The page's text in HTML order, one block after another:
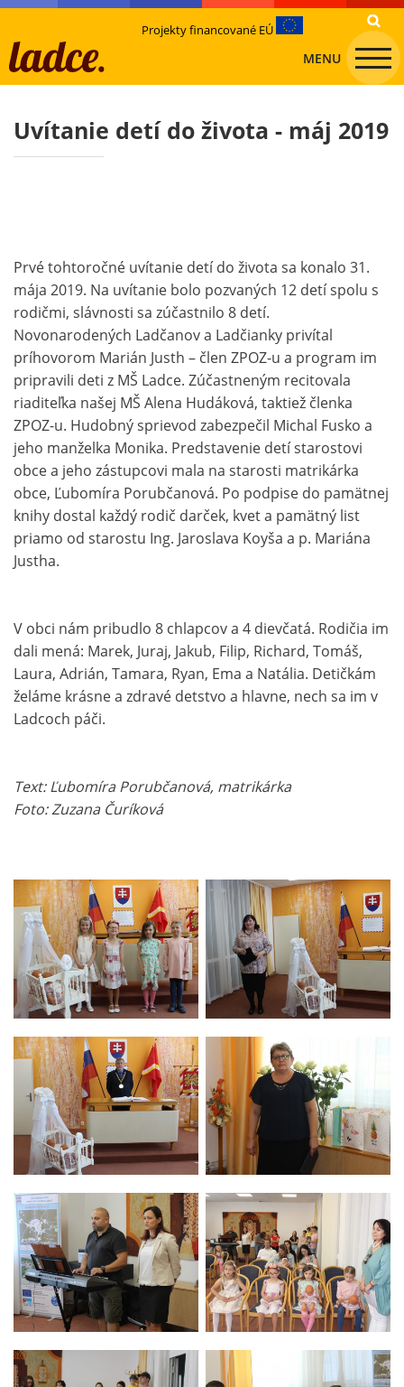
Projekty financované EÚ
MENU
Uvítanie detí do života - máj 2019
Prvé tohtoročné uvítanie detí do života sa konalo 31.
mája 2019. Na uvítanie bolo pozvaných 12 detí spolu s
rodičmi, slávnosti sa zúčastnilo 8 detí.
Novonarodených Ladčanov a Ladčianky privítal
príhovorom Marián Justh – člen ZPOZ-u a program im
pripravili deti z MŠ Ladce. Zúčastneným recitovala
riaditeľka našej MŠ Alena Hudáková, taktiež členka
ZPOZ-u. Hudobný sprievod zabezpečil Michal Fusko a
jeho manželka Monika. Predstavenie detí starostovi
obce a jeho zástupcovi mala na starosti matrikárka
obce, Ľubomíra Porubčanová. Po podpise do pamätnej
knihy dostal každý rodič darček, kvet a pamätný list
priamo od starostu Ing. Jaroslava Koyša a p. Mariána
Justha.
V obci nám pribudlo 8 chlapcov a 4 dievčatá. Rodičia im
dali mená: Marek, Juraj, Jakub, Filip, Richard, Tomáš,
Laura, Adrián, Tamara, Ryan, Ema a Natália. Detičkám
želáme krásne a zdravé detstvo a hlavne, nech sa im v
Ladcoch páči.
Text: Ľubomíra Porubčanová, matrikárka
Foto: Zuzana Čuríková